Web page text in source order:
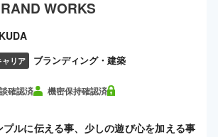
WORKS
ャリア ブランディング・建築
確認済 機密保持確認済
プルに伝える事、少しの遊び心を加える事